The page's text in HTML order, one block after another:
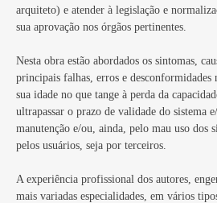
arquiteto) e atender à legislação e
sua aprovação nos órgãos pertinentes.
Nesta obra estão abordados os sintomas,
principais falhas, erros e desconformidades
sua idade no que tange à perda da
ultrapassar o prazo de validade do sistema
manutenção e/ou, ainda, pelo mau uso dos
pelos usuários, seja por terceiros.
A experiência profissional dos autores,
mais variadas especialidades, em vários